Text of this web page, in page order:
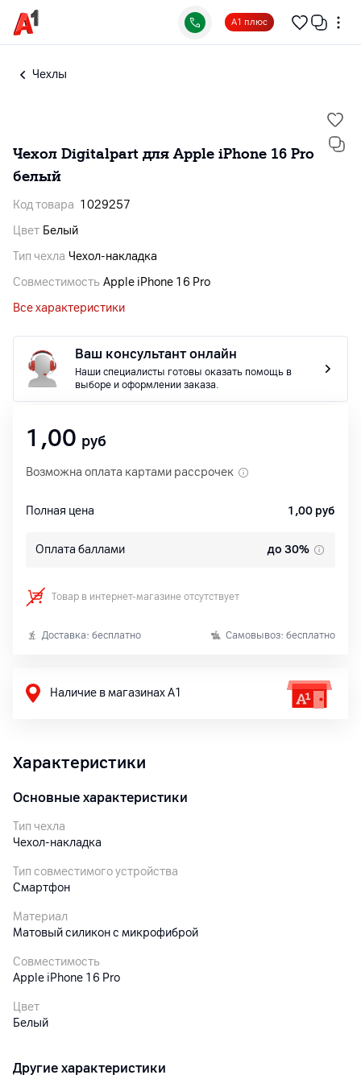
А1 плюс
Чехлы
Чехол Digitalpart для Apple iPhone 16 Pro
белый
Код товара 1029257
Цвет Белый
Тип чехла Чехол-накладка
Совместимость Apple iPhone 16 Pro
Все характеристики
Ваш консультант онлайн
Наши специалисты готовы оказать помощь в
выборе и оформлении заказа.
1,00 руб
Возможна оплата картами рассрочек
Полная цена 1,00 руб
Оплата баллами до 30%
Товар в интернет-магазине отсутствует
Доставка: бесплатно Самовывоз: бесплатно
Наличие в магазинах А1
Характеристики
Основные характеристики
Тип чехла
Чехол-накладка
Тип совместимого устройства
Смартфон
Материал
Матовый силикон c микрофиброй
Совместимость
Apple iPhone 16 Pro
Цвет
Белый
Другие характеристики